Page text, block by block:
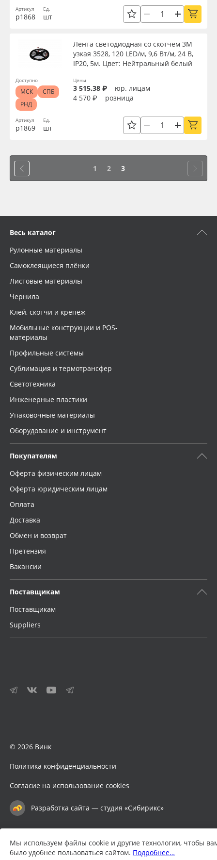
Плёнка монтажная Oratape
ПЭТ листовой
ПЭТ бэклит
Вспененный ПВХ
Баннер
Заготовки для сувениров
Доступность
Применить
Сбросить фильтр
Артикул
р1868
Ед.
шт
Артикул
р1869
Лента светодиодная со скотчем 3М
узкая 3528, 120 LED/м, 9,6 Вт/м, 24 В,
IP20, 5м. Цвет: Нейтральный белый
Ед.
шт
Цены
3 515.38 ₽
юр. лицам
4 570 ₽
розница
Доступно
МСК
СПБ
РНД
1 2 3
Весь каталог
Рулонные материалы
Самоклеящиеся плёнки
Листовые материалы
Чернила
Клей, скотчи и крепёж
Мобильные конструкции и POS-
материалы
Профильные системы
Сублимация и термотрансфер
Светотехника
Инженерные пластики
Упаковочные материалы
Оборудование и инструмент
Покупателям
Оферта физическим лицам
Оферта юридическим лицам
Оплата
Доставка
Обмен и возврат
Претензия
Вакансии
Поставщикам
Поставщикам
Suppliers
© 2026 Винк
Политика конфиденциальности
Согласие на использование cookies
Разработка сайта — студия «Сибирикс»
Мы используем файлы cookie и другие технологии, чтобы
было удобнее пользоваться сайтом. Подробнее…